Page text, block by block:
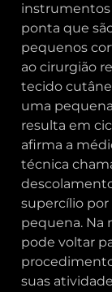
instrumentos
ponta que
pequenos
ao cirurgião
tecido
uma
resulta em
afirma a
técnica
supercílio
pequena. Na
pode voltar
suas